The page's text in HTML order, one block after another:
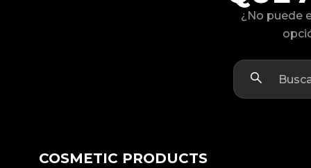
¿No puede
COSMETIC PRODUCTS